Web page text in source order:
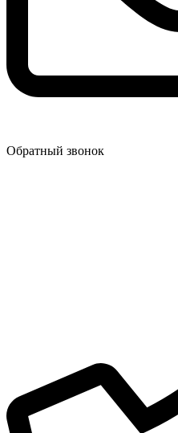
Обратный звонок